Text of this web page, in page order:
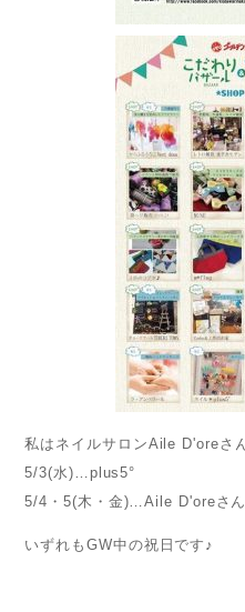
私はネイルサロンAile D'oreさ
5/3(水)…plus5°
5/4・5(木・金)…Aile D'oreさ
いずれもGW中の祝日です♪